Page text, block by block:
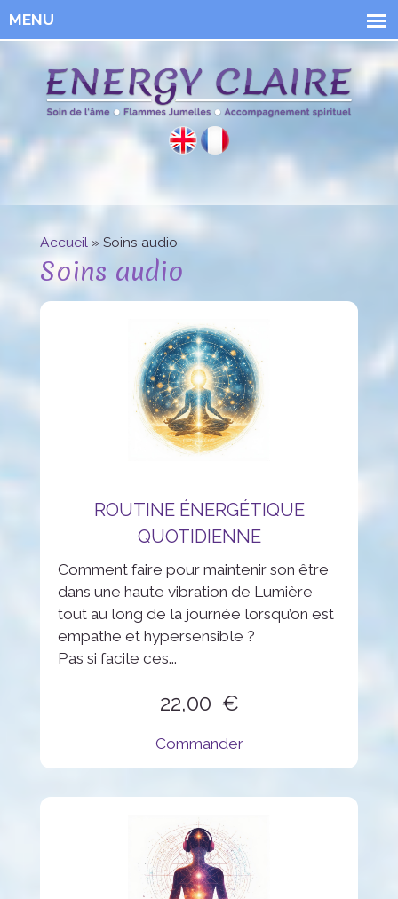
Aller au
contenu
principal
Energy
Claire
Vous êtes ici
Accueil » Soins audio
Soins audio
ROUTINE ÉNERGÉTIQUE
QUOTIDIENNE
Comment faire pour maintenir son être
dans une haute vibration de Lumière
tout au long de la journée lorsqu’on est
empathe et hypersensible ?
Pas si facile ces...
22,00
Commander